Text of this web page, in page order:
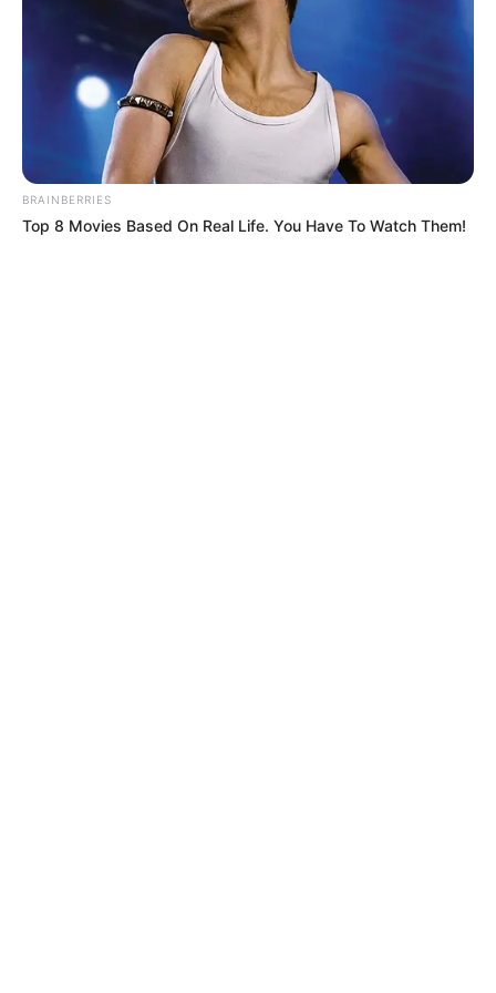
MARINILLA - ANTIOQUIA
EPM
YONDÓ - ANTIOQUIA
RIONEGRO
BRAINBERRIES
Top 8 Movies Based On Real Life. You Have To Watch Them!